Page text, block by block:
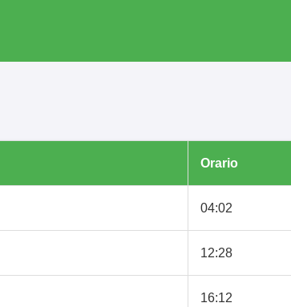
Orario
04:02
12:28
16:12